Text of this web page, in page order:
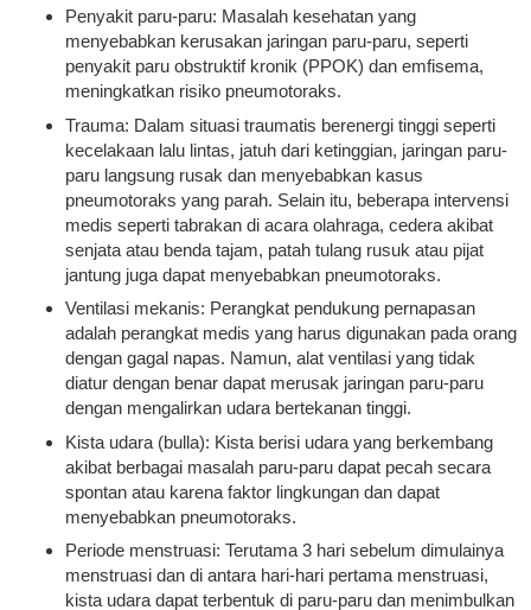
Penyakit paru-paru: Masalah kesehatan yang
menyebabkan kerusakan jaringan paru-paru, seperti
penyakit paru obstruktif kronik (PPOK) dan emfisema,
meningkatkan risiko pneumotoraks.
Trauma: Dalam situasi traumatis berenergi tinggi seperti
kecelakaan lalu lintas, jatuh dari ketinggian, jaringan paru-
paru langsung rusak dan menyebabkan kasus
pneumotoraks yang parah. Selain itu, beberapa intervensi
medis seperti tabrakan di acara olahraga, cedera akibat
senjata atau benda tajam, patah tulang rusuk atau pijat
jantung juga dapat menyebabkan pneumotoraks.
Ventilasi mekanis: Perangkat pendukung pernapasan
adalah perangkat medis yang harus digunakan pada orang
dengan gagal napas. Namun, alat ventilasi yang tidak
diatur dengan benar dapat merusak jaringan paru-paru
dengan mengalirkan udara bertekanan tinggi.
Kista udara (bulla): Kista berisi udara yang berkembang
akibat berbagai masalah paru-paru dapat pecah secara
spontan atau karena faktor lingkungan dan dapat
menyebabkan pneumotoraks.
Periode menstruasi: Terutama 3 hari sebelum dimulainya
menstruasi dan di antara hari-hari pertama menstruasi,
kista udara dapat terbentuk di paru-paru dan menimbulkan